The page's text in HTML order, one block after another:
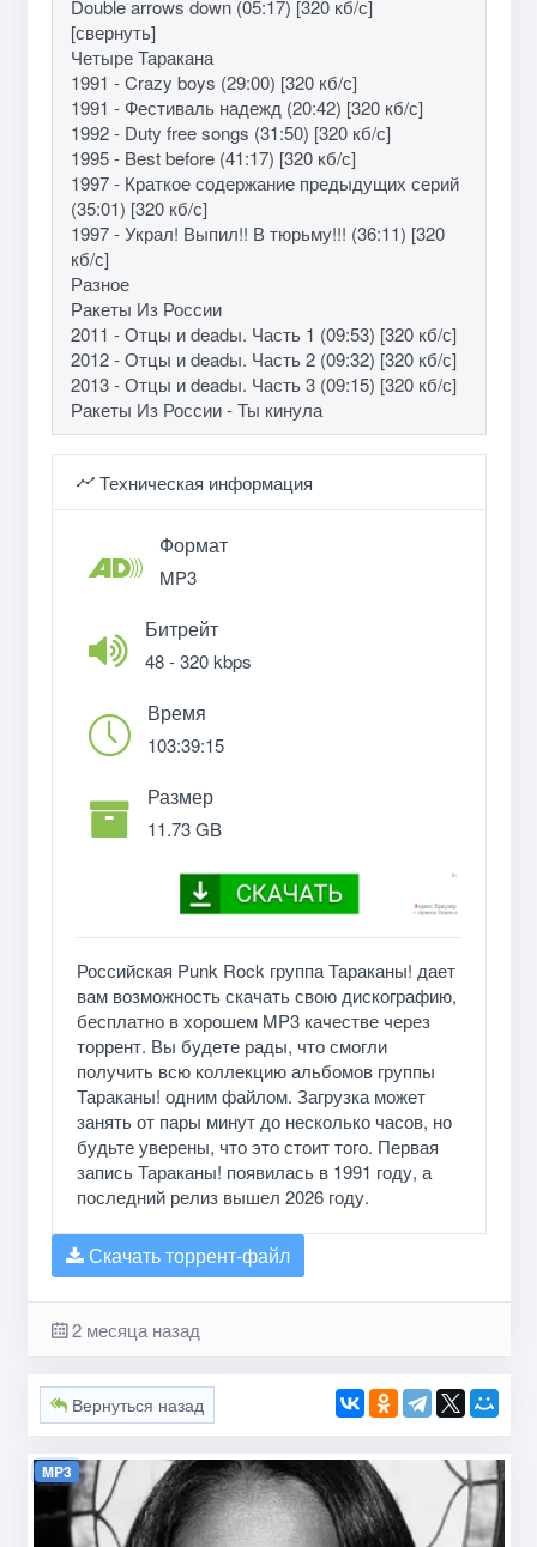
Double arrows down (05:17) [320 кб/с]
[свернуть]
Четыре Таракана
1991 - Crazy boys (29:00) [320 кб/с]
1991 - Фестиваль надежд (20:42) [320 кб/с]
1992 - Duty free songs (31:50) [320 кб/с]
1995 - Best before (41:17) [320 кб/с]
1997 - Краткое содержание предыдущих серий
(35:01) [320 кб/с]
1997 - Украл! Выпил!! В тюрьму!!! (36:11) [320
кб/с]
Разное
Ракеты Из России
2011 - Отцы и deadы. Часть 1 (09:53) [320 кб/с]
2012 - Отцы и deadы. Часть 2 (09:32) [320 кб/с]
2013 - Отцы и deadы. Часть 3 (09:15) [320 кб/с]
Ракеты Из России - Ты кинула
Техническая информация
Формат
MP3
Битрейт
48 - 320 kbps
Время
103:39:15
Размер
11.73 GB
Российская Punk Rock группа Тараканы! дает
вам возможность скачать свою дискографию,
бесплатно в хорошем MP3 качестве через
торрент. Вы будете рады, что смогли
получить всю коллекцию альбомов группы
Тараканы! одним файлом. Загрузка может
занять от пары минут до несколько часов, но
будьте уверены, что это стоит того. Первая
запись Тараканы! появилась в 1991 году, а
последний релиз вышел 2026 году.
Скачать торрент-файл
2 месяца назад
Вернуться назад
MP3